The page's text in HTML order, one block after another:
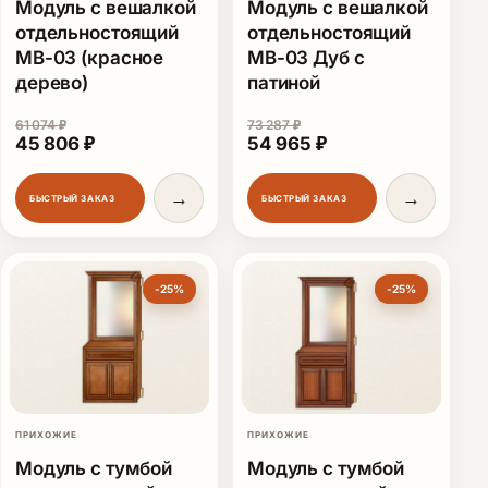
Модуль с вешалкой
отдельностоящий
МВ-03 (красное
дерево)
61 074₽
Первоначальная цена составляла 61 074 ₽.
45 806 ₽Текущая цена: 45 806 ₽.
БЫСТРЫЙ ЗАКАЗ →
Модуль с вешалкой
отдельностоящий
МВ-03 Дуб с
патиной
73 287₽
Первоначальная цена
54 965 ₽Текущая цена:
БЫСТРЫЙ ЗАКАЗ →
-25%
ПРИХОЖИЕ
Модуль с тумбой
-25%
ПРИХОЖИЕ
Модуль с тумбой